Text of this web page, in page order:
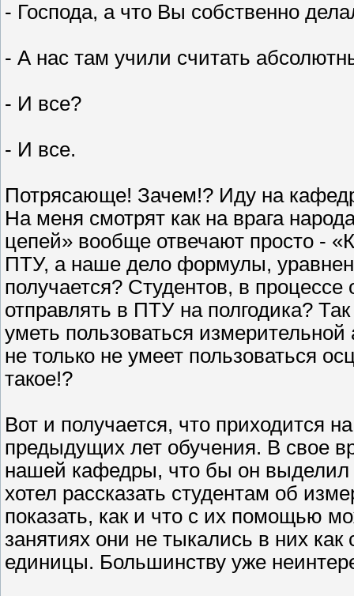
- Господа, а что Вы собственно
- А нас там учили считать
- И все?
- И все.
Потрясающе! Зачем!? Иду на
На меня смотрят как на врага
цепей» вообще отвечают просто -
ПТУ, а наше дело формулы,
получается? Студентов, в
отправлять в ПТУ на полгодика?
уметь пользоваться
не только не умеет пользоваться
такое!?
Вот и получается, что приходится
предыдущих лет обучения. В свое
нашей кафедры, что бы он выделил
хотел рассказать студентам об
показать, как и что с их помощью
занятиях они не тыкались в них
единицы. Большинству уже